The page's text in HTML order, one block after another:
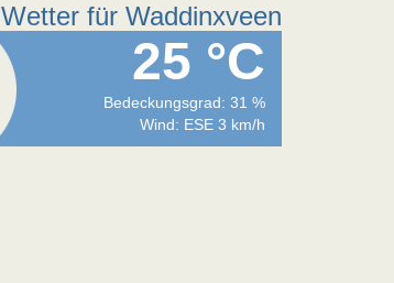
Wetter für Waddinxveen
25 °C
Bedeckungsgrad: 31 %
Wind: ESE 3 km/h